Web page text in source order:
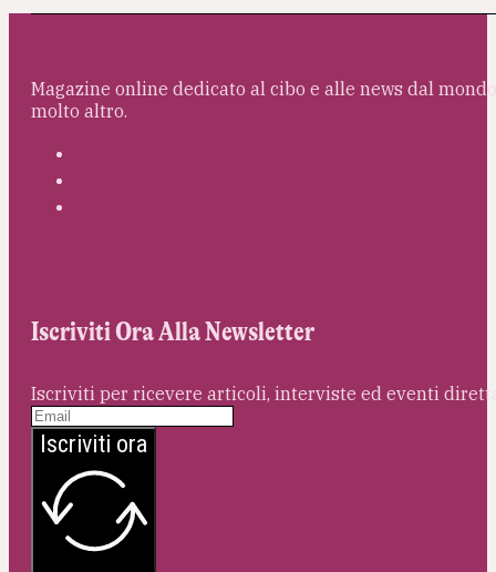
Magazine online dedicato al cibo e alle news dal
molto altro.
Iscriviti Ora Alla Newsletter
Iscriviti per ricevere articoli, interviste ed eventi
Iscriviti ora